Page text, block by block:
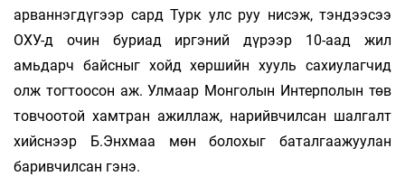
арваннэгдүгээр сард Турк улс руу нисэж, тэндээсээ
ОХУ-д очин буриад иргэний дүрээр 10-аад жил
амьдарч байсныг хойд хөршийн хууль сахиулагчид
олж тогтоосон аж. Улмаар Монголын Интерполын төв
товчоотой хамтран ажиллаж, нарийвчилсан шалгалт
хийснээр Б.Энхмаа мөн болохыг баталгаажуулан
баривчилсан гэнэ.